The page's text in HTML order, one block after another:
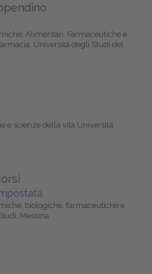
Alimentari, Farmaceutiche e
Università degli Studi del
e scienze della vita Università
biologiche, farmaceutiche e
Messina